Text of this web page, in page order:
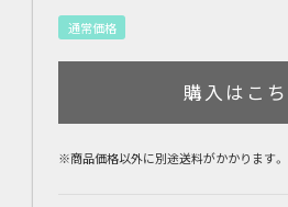
通常価格
購入はこ
※商品価格以外に別途送料がかかります。